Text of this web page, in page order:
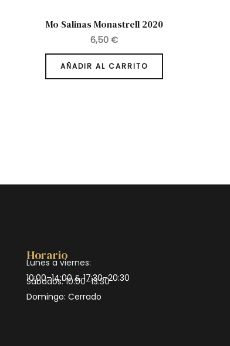
Mo Salinas Monastrell 2020
6,50 €
AÑADIR AL CARRITO
Horario
Lunes a viernes:
10:00–14:00 & 17:30–20:30
Sábados: 10:00–13:30
Domingo: Cerrado